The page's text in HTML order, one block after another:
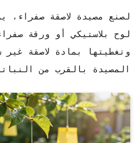
لصنع مصيدة لاصقة صفراء،
لوح بلاستيكي أو ورقة
وتغطيتها بمادة لاصقة
المصيدة بالقرب من